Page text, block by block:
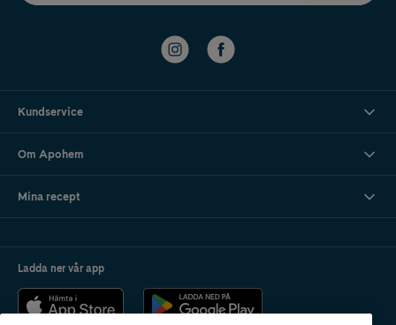
Kundservice
Om Apohem
Mina recept
Ladda ner vår app